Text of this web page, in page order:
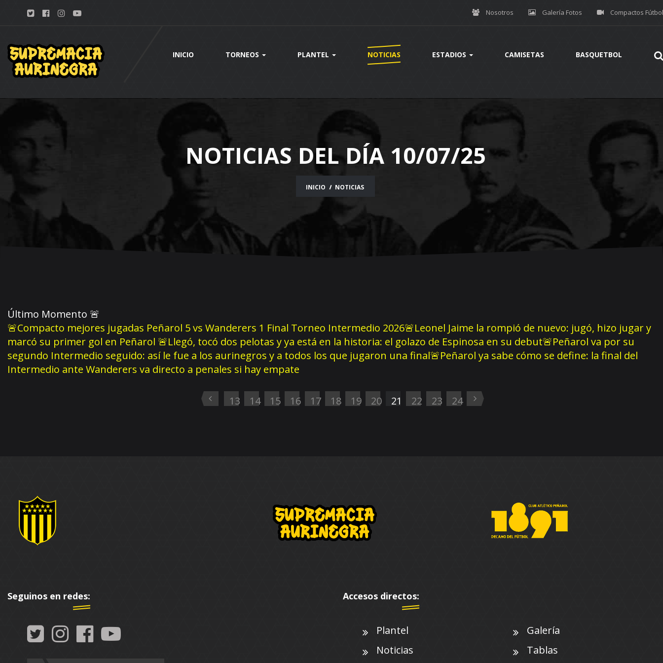
Nosotros Galería Fotos Compactos Fútbol
INICIO TORNEOS PLANTEL NOTICIAS ESTADIOS CAMISETAS BASQUETBOL
NOTICIAS DEL DÍA 10/07/25
INICIO NOTICIAS
Último Momento 🚨
🚨Compacto mejores jugadas Peñarol 5 vs Wanderers 1 Final Torneo Intermedio 2026🚨Leonel Jaime la rompió de nuevo: jugó, hizo jugar y
marcó su primer gol en Peñarol 🚨Llegó, tocó dos pelotas y ya está en la historia: el golazo de Espinosa en su debut🚨Peñarol va por su
segundo Intermedio seguido: así le fue a los aurinegros y a todos los que jugaron una final🚨Peñarol ya sabe cómo se define: la final del
Intermedio ante Wanderers va directo a penales si hay empate
13 14 15 16 17 18 19 20 21 22 23 24
Seguinos en redes: Accesos directos:
Plantel
Galería
Noticias
Tablas